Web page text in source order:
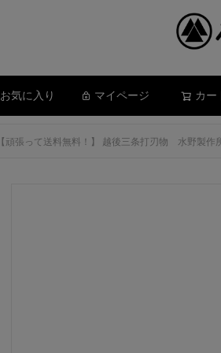
お気に入り マイページ カー
【頑張って送料無料！】 越後三条打刃物 水野